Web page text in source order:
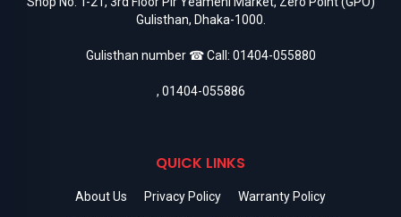
Gulisthan, Dhaka-1000.
Gulisthan number ☎ Call: 01404-055880
, 01404-055886
QUICK LINKS
About Us Privacy Policy
Warranty Policy